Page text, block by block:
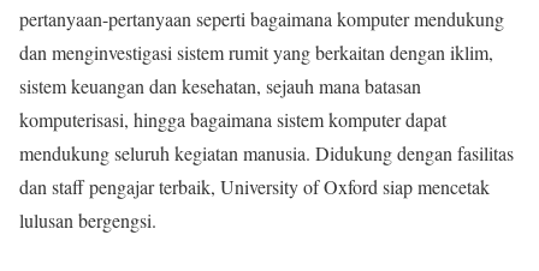
pertanyaan-pertanyaan seperti bagaimana komputer mendukung
dan menginvestigasi sistem rumit yang berkaitan dengan iklim,
sistem keuangan dan kesehatan, sejauh mana batasan
komputerisasi, hingga bagaimana sistem komputer dapat
mendukung seluruh kegiatan manusia. Didukung dengan fasilitas
dan staff pengajar terbaik, University of Oxford siap mencetak
lulusan bergengsi.